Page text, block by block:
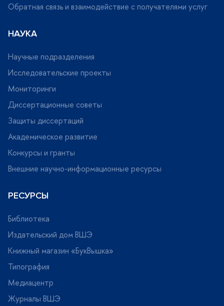
Обратная связь и взаимодействие с получателями услу
НАУКА
Научные подразделения
Исследовательские проекты
Мониторинги
Диссертационные советы
Защиты диссертаций
Академическое развитие
Конкурсы и гранты
нешние научно-информационные ресурсы
РЕСУРСЫ
Библиотека
Издательский дом ВШЭ
Книжный магазин «БукВышка»
Типография
Медиацентр
Журналы ВШЭ